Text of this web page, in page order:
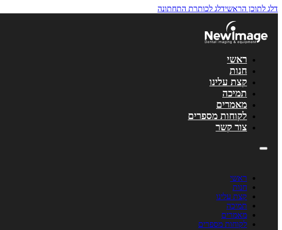
לתוכן
דלג לתוכן הראשידלג לכותרת התחתונה
ראשי
חנות
קצת עלינו
תמיכה
מאמרים
לקוחות מספרים
צור קשר
ראשי
חנות
קצת עלינו
תמיכה
מאמרים
לקוחות מספרים